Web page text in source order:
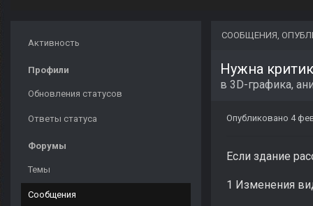
Активность
Профили
Обновления статусов
Ответы статуса
Форумы
Темы
Сообщения
СООБЩЕНИЯ,
Нужна
в 3D-графика,
Опубликовано 4
Если здание
1 Изменения